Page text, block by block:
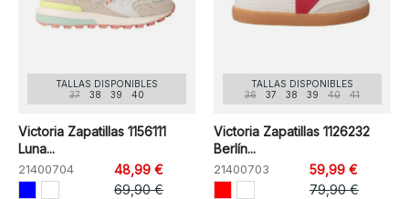
TALLAS DISPONIBLES
37
38 39 40
Victoria Zapatillas 1156111
Luna...
21400704
48,99 €
69,90 €
TALLAS DISPONIBLES
36
37 38 39 40 41
Victoria Zapatillas 1126232
Berlín...
21400703
59,99 €
79,90 €